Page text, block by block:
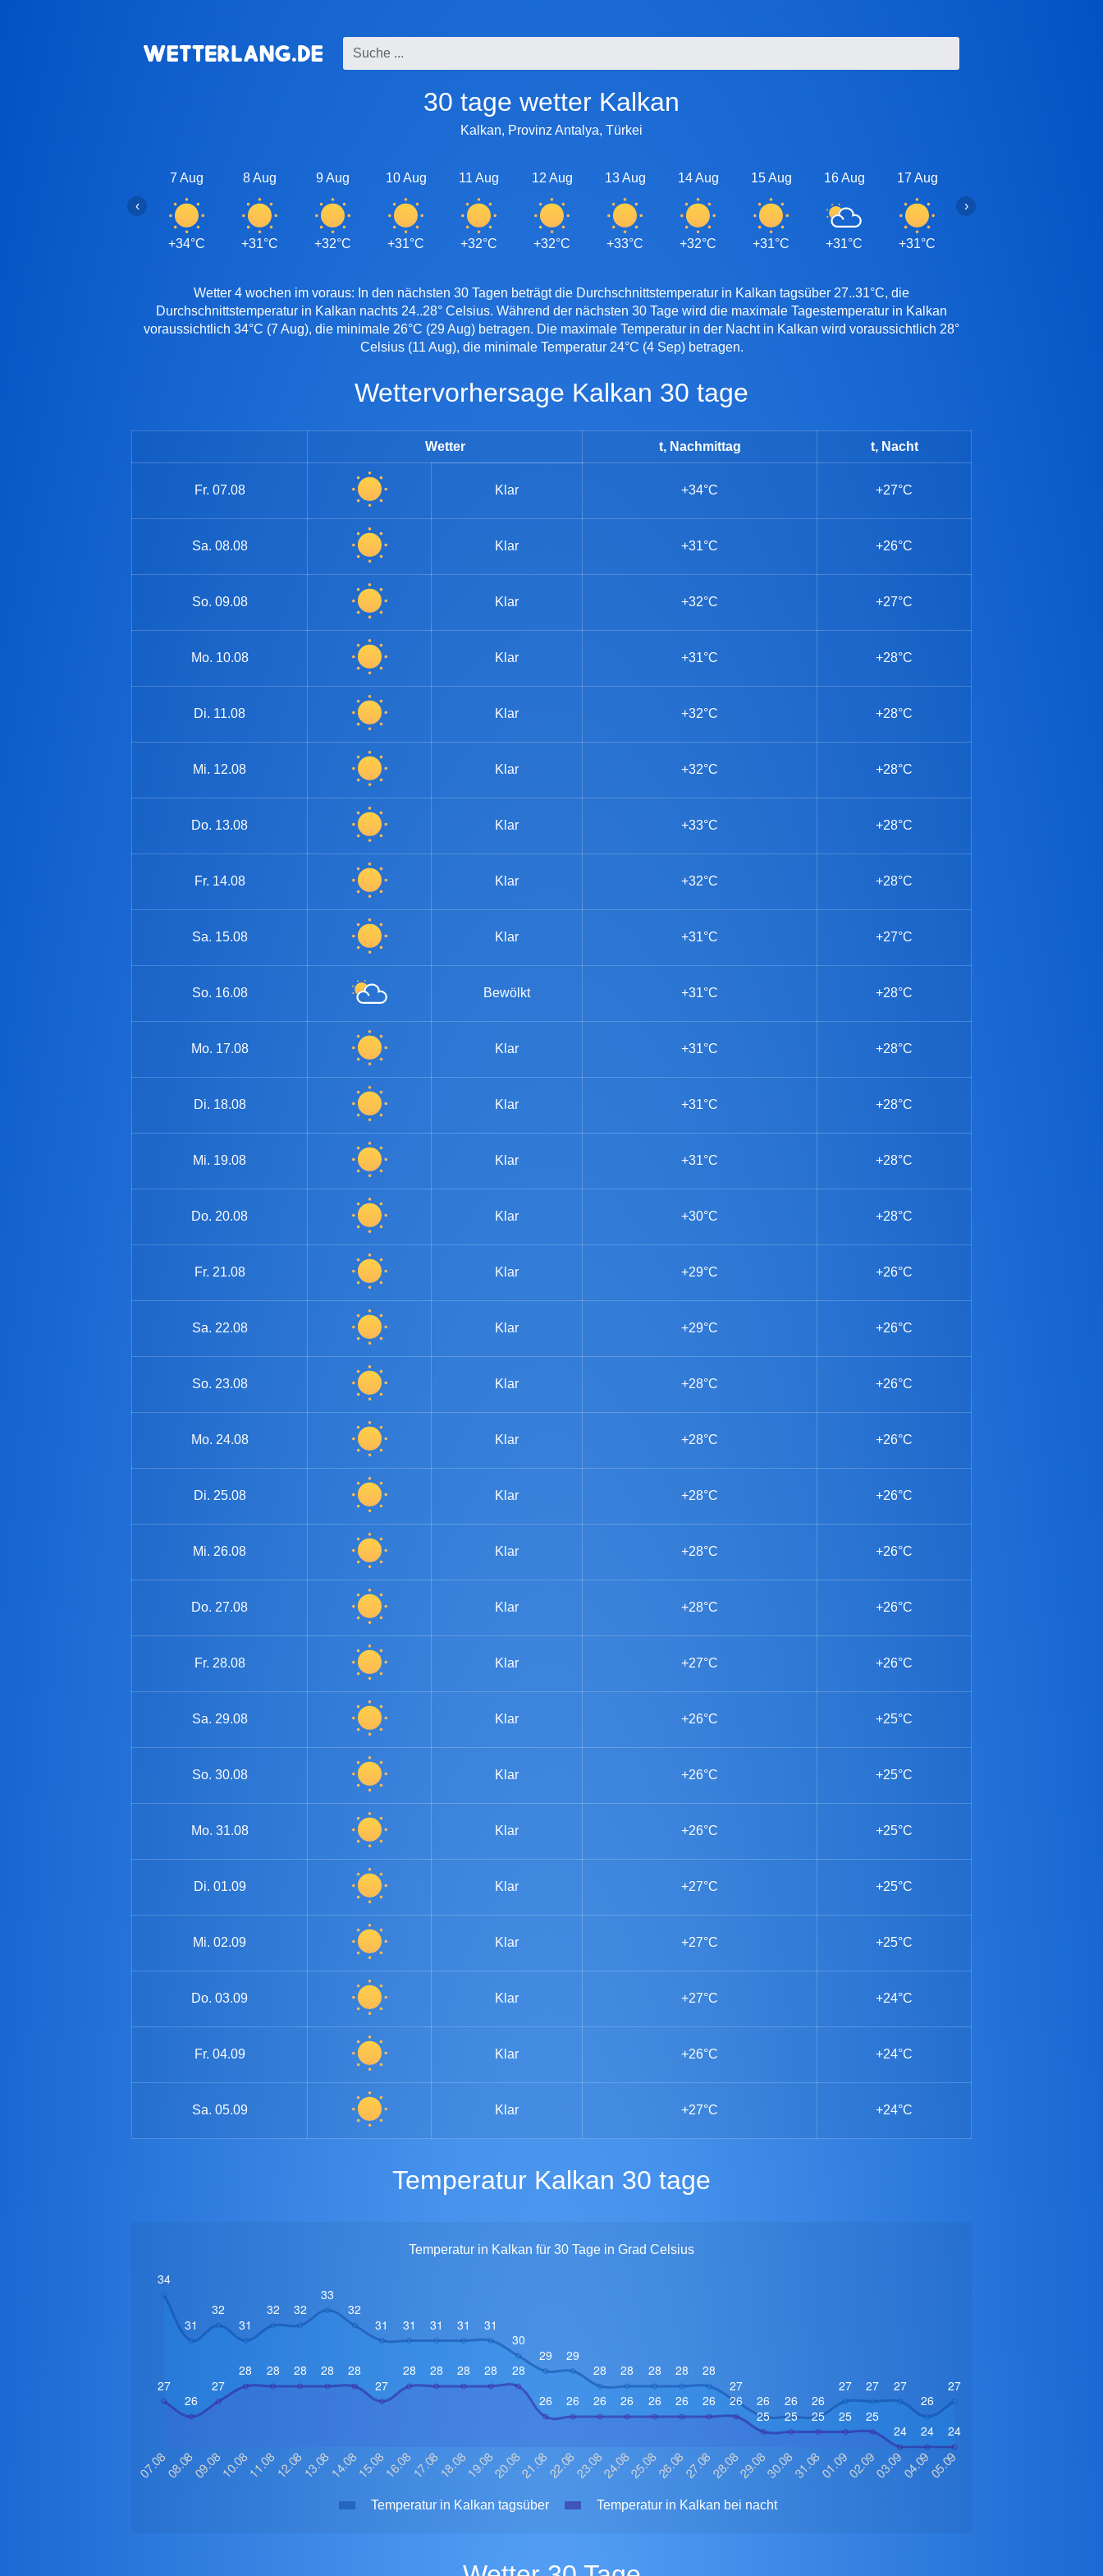
30 tage wetter Kalkan
Kalkan, Provinz Antalya, Türkei
7 Aug
+34°C
8 Aug
+31°C
9 Aug
+32°C
10 Aug
+31°C
11 Aug
+32°C
12 Aug
+32°C
13 Aug
+33°C
14 Aug
+32°C
15 Aug
+31°C
16 Aug
+31°C
17 Aug
+31°C
‹ ›
Wetter 4 wochen im voraus: In den nächsten 30 Tagen beträgt die Durchschnittstemperatur in Kalkan tagsüber 27..31°C, die
Durchschnittstemperatur in Kalkan nachts 24..28° Celsius. Während der nächsten 30 Tage wird die maximale Tagestemperatur in Kalkan
voraussichtlich 34°C (7 Aug), die minimale 26°C (29 Aug) betragen. Die maximale Temperatur in der Nacht in Kalkan wird voraussichtlich 28°
Celsius (11 Aug), die minimale Temperatur 24°C (4 Sep) betragen.
Wettervorhersage Kalkan 30 tage
Wetter t, Nachmittag t, Nacht
Fr. 07.08 Klar +34°C +27°C
Sa. 08.08 Klar +31°C +26°C
So. 09.08 Klar +32°C +27°C
Mo. 10.08 Klar +31°C +28°C
Di. 11.08 Klar +32°C +28°C
Mi. 12.08 Klar +32°C +28°C
Do. 13.08 Klar +33°C +28°C
Fr. 14.08 Klar +32°C +28°C
Sa. 15.08 Klar +31°C +27°C
So. 16.08 Bewölkt +31°C +28°C
Mo. 17.08 Klar +31°C +28°C
Di. 18.08 Klar +31°C +28°C
Mi. 19.08 Klar +31°C +28°C
Do. 20.08 Klar +30°C +28°C
Fr. 21.08 Klar +29°C +26°C
Sa. 22.08 Klar +29°C +26°C
So. 23.08 Klar +28°C +26°C
Mo. 24.08 Klar +28°C +26°C
Di. 25.08 Klar +28°C +26°C
Mi. 26.08 Klar +28°C +26°C
Do. 27.08 Klar +28°C +26°C
Fr. 28.08 Klar +27°C +26°C
Sa. 29.08 Klar +26°C +25°C
So. 30.08 Klar +26°C +25°C
Mo. 31.08 Klar +26°C +25°C
Di. 01.09 Klar +27°C +25°C
Mi. 02.09 Klar +27°C +25°C
Do. 03.09 Klar +27°C +24°C
Fr. 04.09 Klar +26°C +24°C
Sa. 05.09 Klar +27°C +24°C
Temperatur Kalkan 30 tage
Temperatur in Kalkan für 30 Tage in Grad Celsius
Temperatur in Kalkan tagsüber Temperatur in Kalkan bei nacht